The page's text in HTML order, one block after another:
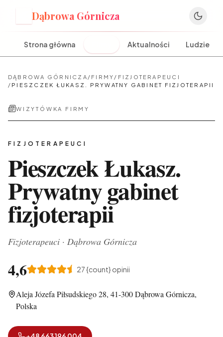
Dąbrowa Górnicza
Strona główna Aktualności Ludzie
DĄBROWA GÓRNICZA / FIRMY / FIZJOTERAPEUCI
/ PIESZCZEK ŁUKASZ. PRYWATNY GABINET FIZJOTERAPII
WIZYTÓWKA FIRMY
FIZJOTERAPEUCI
Pieszczek Łukasz.
Prywatny gabinet
fizjoterapii
Fizjoterapeuci · Dąbrowa Górnicza
4,6 27{count} opinii
Aleja Józefa Piłsudskiego 28, 41-300 Dąbrowa Górnicza,
Polska